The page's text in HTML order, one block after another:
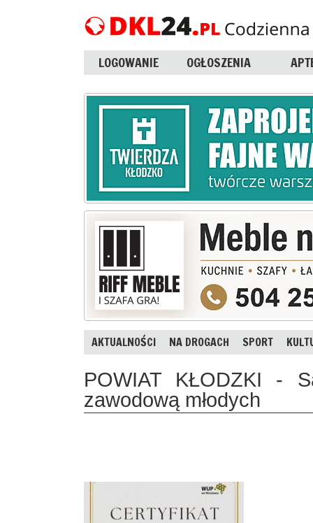
LOGOWANIE OGŁOSZENIA
AKTUALNOŚCI NA DROGACH SPORT
POWIAT KŁODZKI -
zawodową młodych